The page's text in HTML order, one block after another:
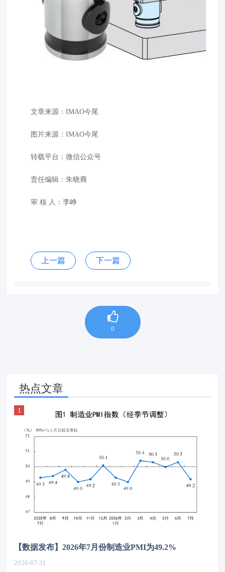
文章来源：IMAO今尾
图片来源：IMAO今尾
转载平台：微信公众号
责任编辑：朱晓裔
审 核 人：李峥
上一篇 下一篇
0
热点文章
【数据发布】2026年7月份制造业PMI为49.2%
2026-07-31